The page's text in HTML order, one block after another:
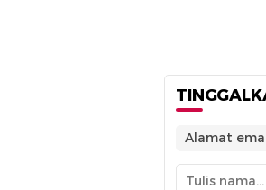
Alamat